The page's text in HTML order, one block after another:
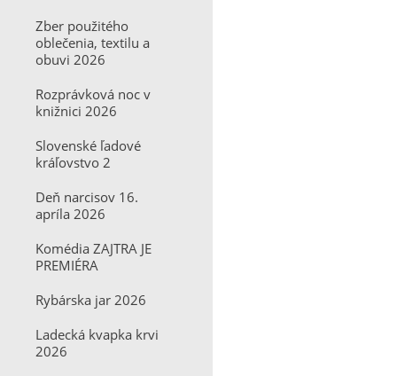
Zber použitého
oblečenia, textilu a
obuvi 2026
Rozprávková noc v
knižnici 2026
Slovenské ľadové
kráľovstvo 2
Deň narcisov 16.
apríla 2026
Komédia ZAJTRA JE
PREMIÉRA
Rybárska jar 2026
Ladecká kvapka krvi
2026